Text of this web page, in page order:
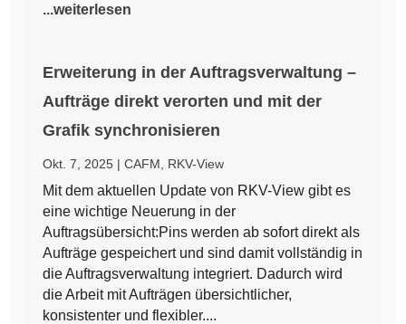
...weiterlesen
Erweiterung in der Auftragsverwaltung –
Aufträge direkt verorten und mit der
Grafik synchronisieren
Okt. 7, 2025 |CAFM RKV-View
Mit dem aktuellen Update von RKV-View gibt es
eine wichtige Neuerung in der
Auftragsübersicht:Pins werden ab sofort direkt als
Aufträge gespeichert und sind damit vollständig in
die Auftragsverwaltung integriert. Dadurch wird
die Arbeit mit Aufträgen übersichtlicher,
konsistenter und flexibler....